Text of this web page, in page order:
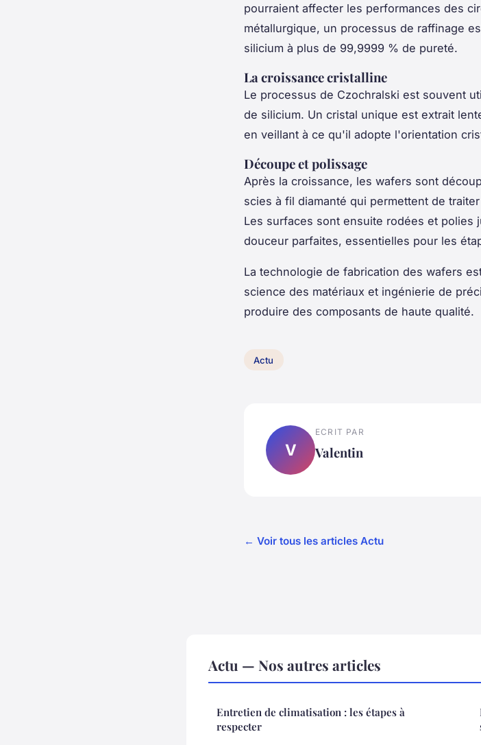
pourraient affecter les performances des
métallurgique, un processus de raffinage
silicium à plus de 99,9999 % de pureté.
La croissance cristalline
Le processus de Czochralski est souvent
de silicium. Un cristal unique est extrait
en veillant à ce qu'il adopte l'orientation
Découpe et polissage
Après la croissance, les wafers sont
scies à fil diamanté qui permettent de
Les surfaces sont ensuite rodées et polies
douceur parfaites, essentielles pour les
La technologie de fabrication des wafers
science des matériaux et ingénierie de
produire des composants de haute qualité.
Actu
V
ECRIT PAR
Valentin
← Voir tous les articles Actu
Actu — Nos autres articles
Entretien de climatisation : les étapes à
respecter